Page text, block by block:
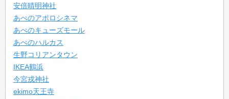
安倍晴明神社
あべのアポロシネマ
あべのキューズモール
あべのハルカス
生野コリアンタウン
IKEA鶴浜
今宮戎神社
ekimo天王寺